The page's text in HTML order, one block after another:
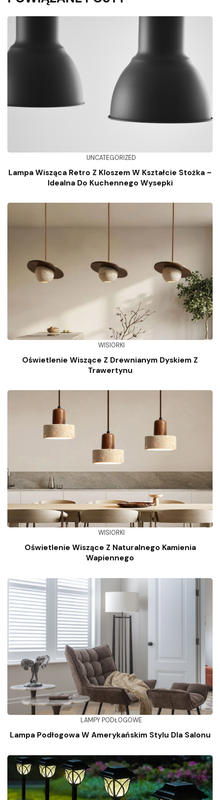
UNCATEGORIZED
Lampa Wisząca Retro Z Kloszem W Kształcie Stożka –
Idealna Do Kuchennego Wysepki
WISIORKI
Oświetlenie Wiszące Z Drewnianym Dyskiem Z
Trawertynu
WISIORKI
Oświetlenie Wiszące Z Naturalnego Kamienia
Wapiennego
LAMPY PODŁOGOWE
Lampa Podłogowa W Amerykańskim Stylu Dla Salonu